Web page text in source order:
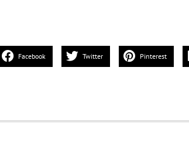
Facebook Twitter Pinterest